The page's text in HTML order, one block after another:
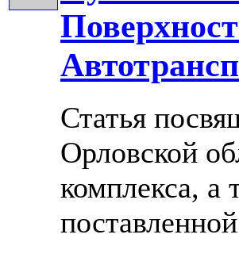
Статья
Орловской
комплекса, а